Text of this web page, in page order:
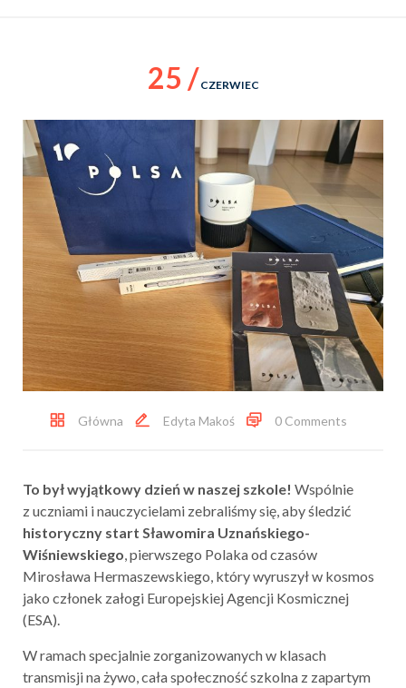
25 / CZERWIEC
Główna Edyta Makoś 0 Comments
To był wyjątkowy dzień w naszej szkole! Wspólnie
z uczniami i nauczycielami zebraliśmy się, aby śledzić
historyczny start Sławomira Uznańskiego-
Wiśniewskiego , pierwszego Polaka od czasów
Mirosława Hermaszewskiego, który wyruszył w kosmos
jako członek załogi Europejskiej Agencji Kosmicznej
(ESA).
W ramach specjalnie zorganizowanych w klasach
transmisji na żywo, cała społeczność szkolna z zapartym